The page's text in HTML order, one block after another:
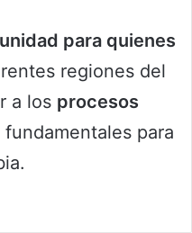
para quienes
regiones del
a los procesos
fundamentales para